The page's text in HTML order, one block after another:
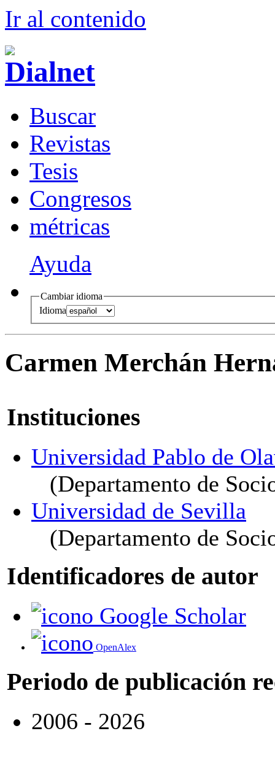
Ir al contenido
Buscar
Revistas
Tesis
Congresos
métricas
Ayuda
Cambiar idioma
Idioma
Carmen Merchán
Instituciones
Universidad Pablo de
(Departamento de
Universidad de Sevilla
(Departamento de
Identificadores de autor
Google Scholar
OpenAlex
Periodo de publicación
2006 - 2026